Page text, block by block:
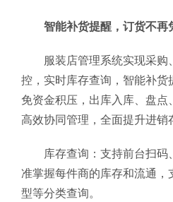
智能补货提醒，订货不再
服装店管理系统实现采购
控，实时库存查询，智能补货
免资金积压，出库入库、盘
高效协同管理，全面提升进销
库存查询：支持前台扫
准掌握每件商的库存和流通，
型等分类查询。